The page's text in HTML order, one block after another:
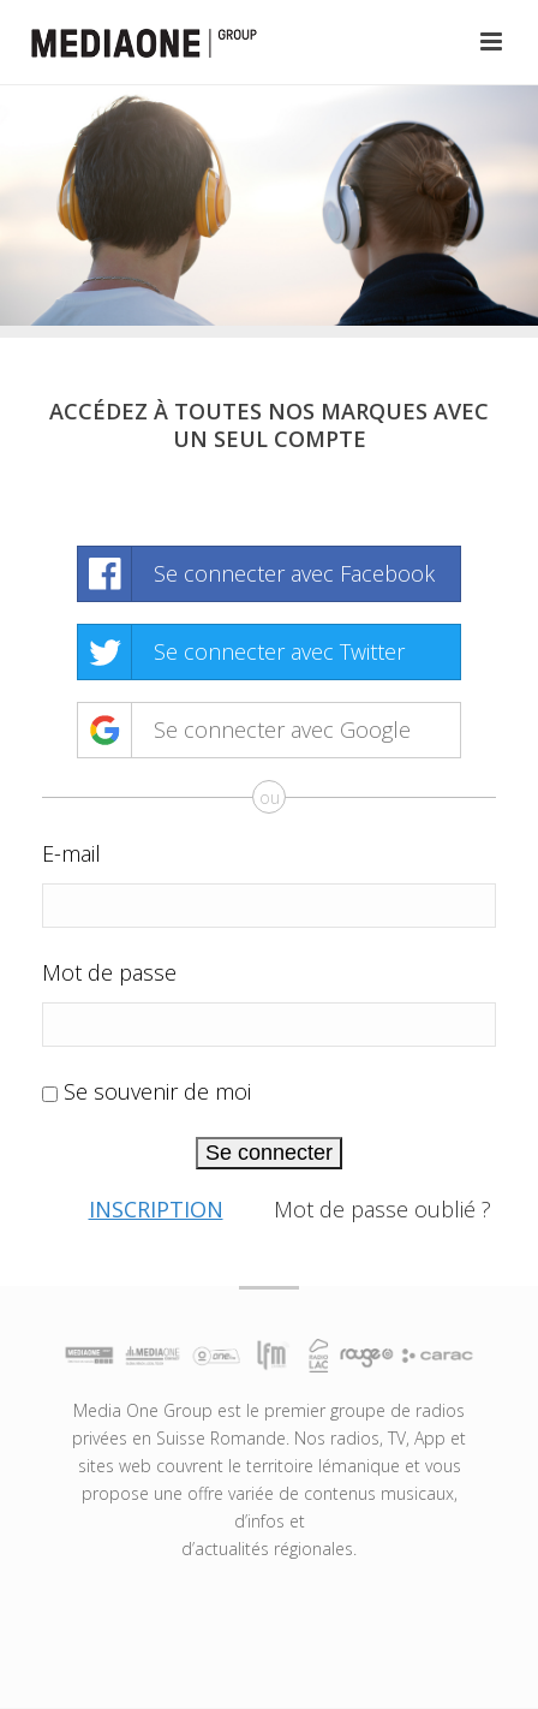
ACCÉDEZ À TOUTES NOS MARQUES AVEC
UN SEUL COMPTE
Se connecter avec Facebook
Se connecter avec Twitter
Se connecter avec Google
ou
E-mail
Mot de passe
Se souvenir de moi
Se connecter
INSCRIPTION Mot de passe oublié ?
Media One Group est le premier groupe de radios
privées en Suisse Romande. Nos radios, TV, App et
sites web couvrent le territoire lémanique et vous
propose une offre variée de contenus musicaux,
d’infos et
d’actualités régionales.